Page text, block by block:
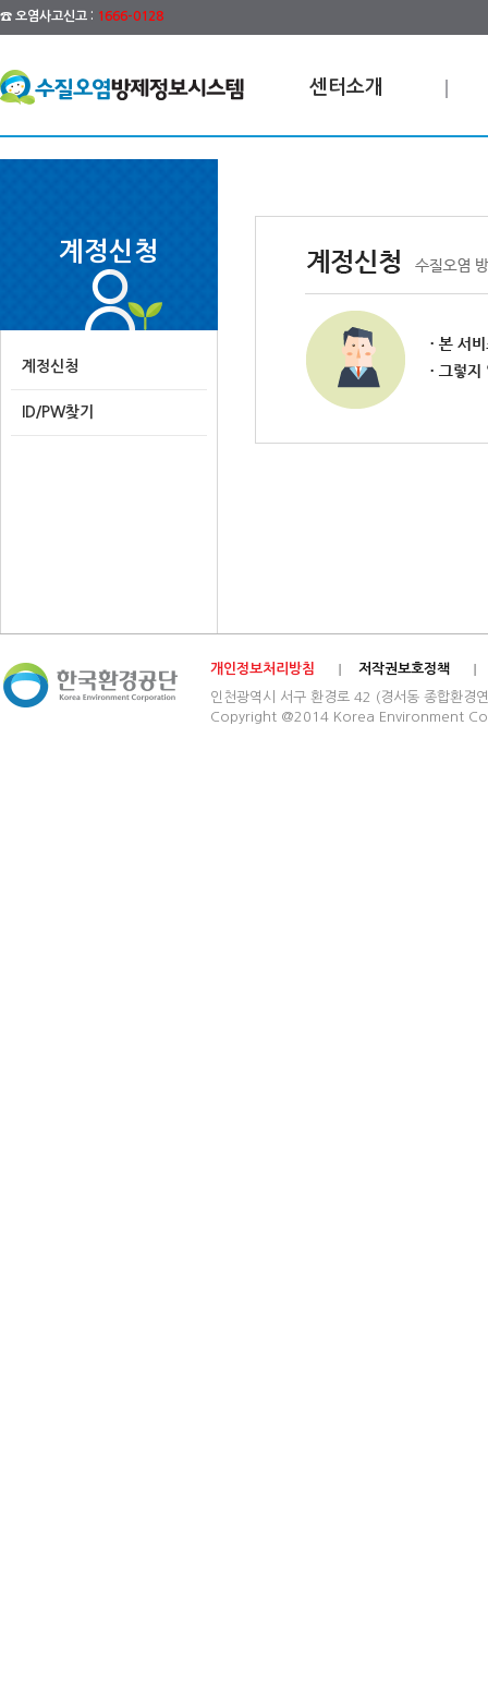
☎ 오염사고신고 : 1666-0128
센터소개
계정신청
계정신청
ID/PW찾기
개인정보처리방침
저작권보호정책
인천광역시 서구 환경로 42 (경서동 종합
Copyright @2014 Korea Environment